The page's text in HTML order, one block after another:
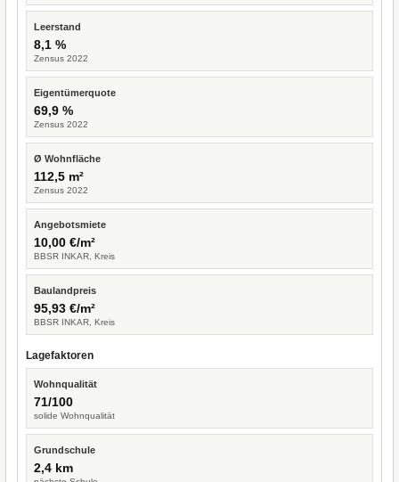
Leerstand
8,1 %
Zensus 2022
Eigentümerquote
69,9 %
Zensus 2022
Ø Wohnfläche
112,5 m²
Zensus 2022
Angebotsmiete
10,00 €/m²
BBSR INKAR, Kreis
Baulandpreis
95,93 €/m²
BBSR INKAR, Kreis
Lagefaktoren
Wohnqualität
71/100
solide Wohnqualität
Grundschule
2,4 km